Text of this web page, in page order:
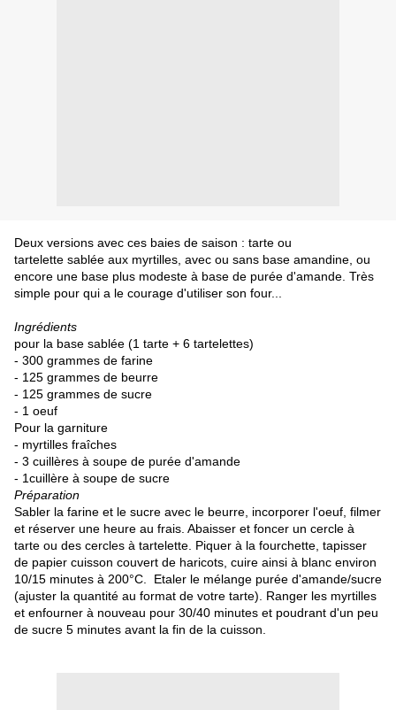
Deux versions avec ces baies de saison : tarte ou
tartelette sablée aux myrtilles, avec ou sans base amandine, ou
encore une base plus modeste à base de purée d'amande. Très
simple pour qui a le courage d'utiliser son four...
Ingrédients
pour la base sablée (1 tarte + 6 tartelettes)
- 300 grammes de farine
- 125 grammes de beurre
- 125 grammes de sucre
- 1 oeuf
Pour la garniture
- myrtilles fraîches
- 3 cuillères à soupe de purée d'amande
- 1cuillère à soupe de sucre
Préparation
Sabler la farine et le sucre avec le beurre, incorporer l'oeuf, filmer
et réserver une heure au frais. Abaisser et foncer un cercle à
tarte ou des cercles à tartelette. Piquer à la fourchette, tapisser
de papier cuisson couvert de haricots, cuire ainsi à blanc environ
10/15 minutes à 200°C. Etaler le mélange purée d'amande/sucre
(ajuster la quantité au format de votre tarte). Ranger les myrtilles
et enfourner à nouveau pour 30/40 minutes et poudrant d'un peu
de sucre 5 minutes avant la fin de la cuisson.